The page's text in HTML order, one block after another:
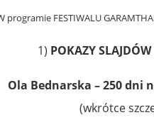
programie FESTIWALU
1) POKAZY SLAJDÓW
Ola Bednarska – 250 dni
(wkrótce